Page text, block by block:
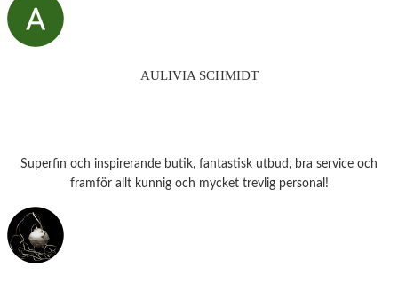
AULIVIA SCHMIDT
Superfin och inspirerande butik, fantastisk utbud, bra service och
framför allt kunnig och mycket trevlig personal!